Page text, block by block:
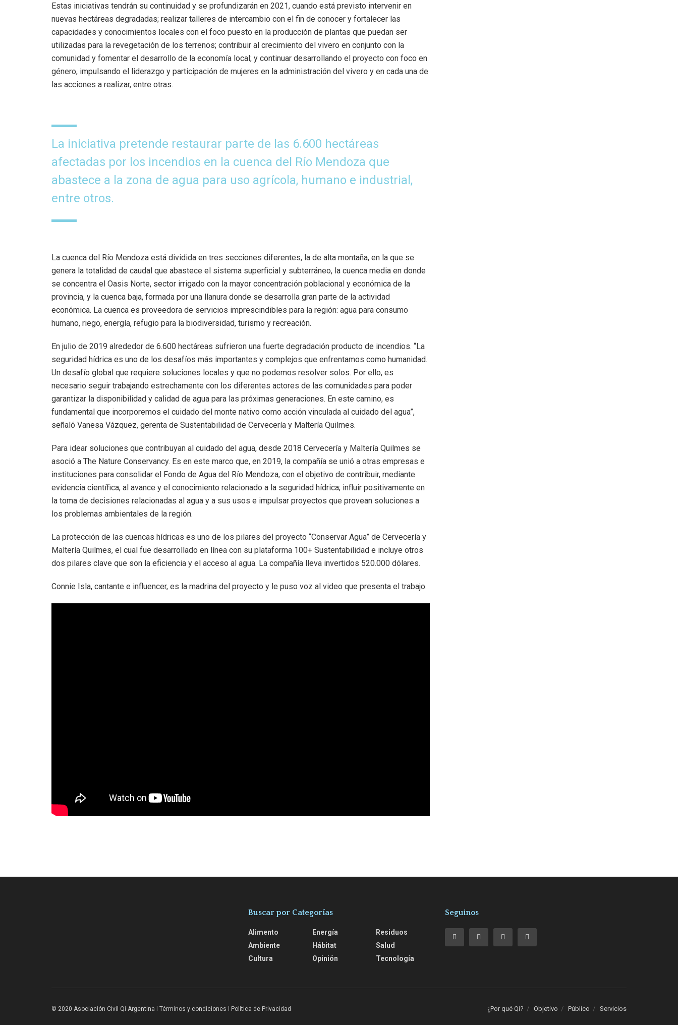
Estas iniciativas tendrán su continuidad y se profundizarán en 2021, cuando está previsto intervenir en
nuevas hectáreas degradadas; realizar talleres de intercambio con el fin de conocer y fortalecer las
capacidades y conocimientos locales con el foco puesto en la producción de plantas que puedan ser
utilizadas para la revegetación de los terrenos; contribuir al crecimiento del vivero en conjunto con la
comunidad y fomentar el desarrollo de la economía local; y continuar desarrollando el proyecto con foco en
género, impulsando el liderazgo y participación de mujeres en la administración del vivero y en cada una de
las acciones a realizar, entre otras.
La iniciativa pretende restaurar parte de las 6.600 hectáreas
afectadas por los incendios en la cuenca del Río Mendoza que
abastece a la zona de agua para uso agrícola, humano e industrial,
entre otros.
La cuenca del Río Mendoza está dividida en tres secciones diferentes, la de alta montaña, en la que se
genera la totalidad de caudal que abastece el sistema superficial y subterráneo, la cuenca media en donde
se concentra el Oasis Norte, sector irrigado con la mayor concentración poblacional y económica de la
provincia, y la cuenca baja, formada por una llanura donde se desarrolla gran parte de la actividad
económica. La cuenca es proveedora de servicios imprescindibles para la región: agua para consumo
humano, riego, energía, refugio para la biodiversidad, turismo y recreación.
En julio de 2019 alrededor de 6.600 hectáreas sufrieron una fuerte degradación producto de incendios. “La
seguridad hídrica es uno de los desafíos más importantes y complejos que enfrentamos como humanidad.
Un desafío global que requiere soluciones locales y que no podemos resolver solos. Por ello, es
necesario seguir trabajando estrechamente con los diferentes actores de las comunidades para poder
garantizar la disponibilidad y calidad de agua para las próximas generaciones. En este camino, es
fundamental que incorporemos el cuidado del monte nativo como acción vinculada al cuidado del agua”,
señaló Vanesa Vázquez, gerenta de Sustentabilidad de Cervecería y Maltería Quilmes.
Para idear soluciones que contribuyan al cuidado del agua, desde 2018 Cervecería y Maltería Quilmes se
asoció a The Nature Conservancy. Es en este marco que, en 2019, la compañía se unió a otras empresas e
instituciones para consolidar el Fondo de Agua del Río Mendoza, con el objetivo de contribuir, mediante
evidencia científica, al avance y el conocimiento relacionado a la seguridad hídrica; influir positivamente en
la toma de decisiones relacionadas al agua y a sus usos e impulsar proyectos que provean soluciones a
los problemas ambientales de la región.
La protección de las cuencas hídricas es uno de los pilares del proyecto “Conservar Agua” de Cervecería y
Maltería Quilmes, el cual fue desarrollado en línea con su plataforma 100+ Sustentabilidad e incluye otros
dos pilares clave que son la eficiencia y el acceso al agua. La compañía lleva invertidos 520.000 dólares.
Connie Isla, cantante e influencer, es la madrina del proyecto y le puso voz al video que presenta el trabajo.
Buscar por Categorías
Alimento
Ambiente
Cultura
Energía
Hábitat
Opinión
Residuos
Salud
Tecnología
Seguinos
¿Por qué Qi? Objetivo Público Servicios
© 2020 Asociación Civil Qi Argentina Términos y condiciones Política de Privacidad